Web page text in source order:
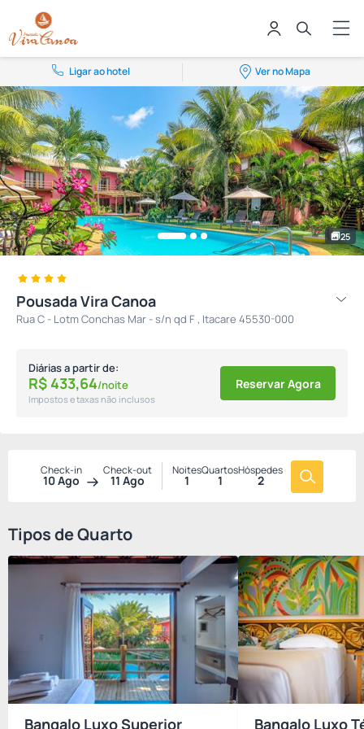
Ligar ao hotel Ver no Mapa
25
Pousada Vira Canoa
Rua C - Lotm Conchas Mar - s/n qd F , Itacare 45530-000
Diárias a partir de:
R$ 433,64/noite
Impostos e taxas não inclusos
Reservar Agora
Check-in
10 Ago
Check-out
11 Ago
Noites
1
Quartos
1
Hóspedes
2
Tipos de Quarto
Bangalo Luxo Superior Bangalo Luxo